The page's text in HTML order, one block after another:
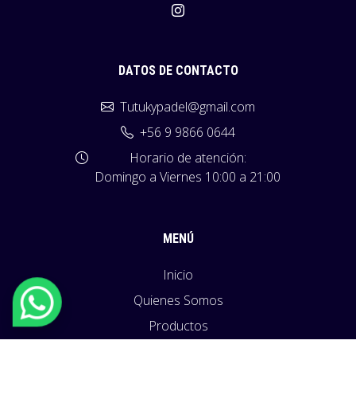
DATOS DE CONTACTO
Tutukypadel@gmail.com
+56 9 9866 0644
Horario de atención:
Domingo a Viernes 10:00 a 21:00
MENÚ
Inicio
Quienes Somos
Productos